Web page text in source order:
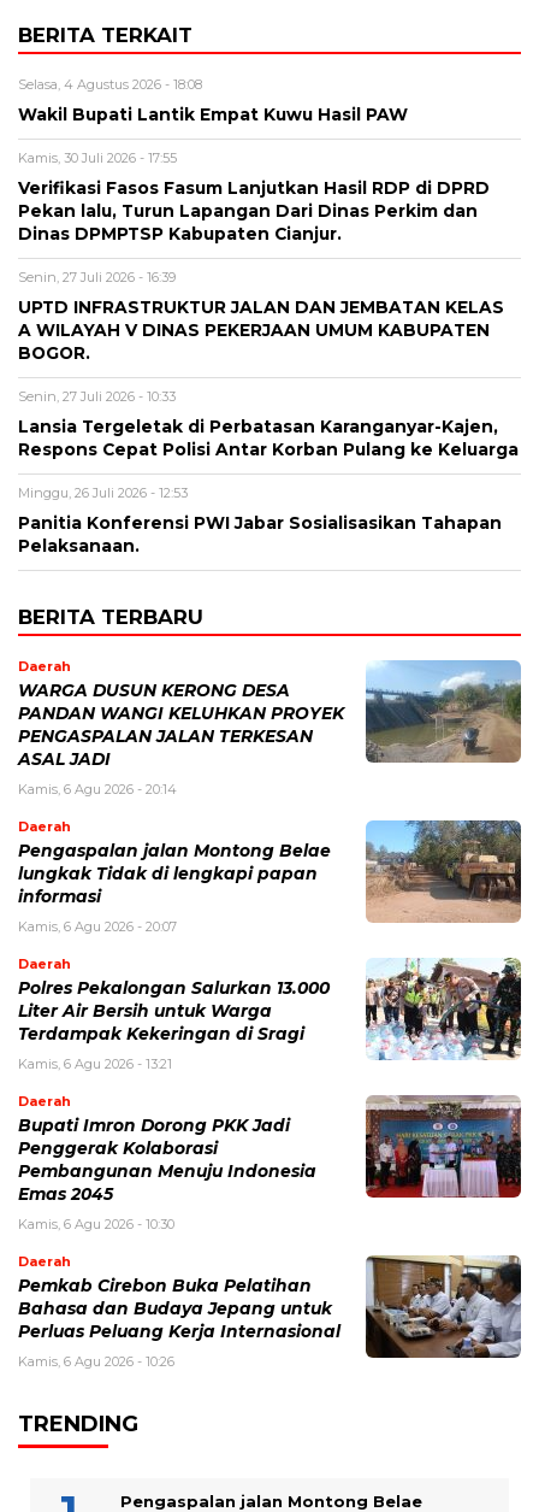
BERITA TERKAIT
Selasa, 4 Agustus 2026 - 18:08
Wakil Bupati Lantik Empat Kuwu Hasil PAW
Kamis, 30 Juli 2026 - 17:55
Verifikasi Fasos Fasum Lanjutkan Hasil RDP di DPRD
Pekan lalu, Turun Lapangan Dari Dinas Perkim dan
Dinas DPMPTSP Kabupaten Cianjur.
Senin, 27 Juli 2026 - 16:39
UPTD INFRASTRUKTUR JALAN DAN JEMBATAN KELAS
A WILAYAH V DINAS PEKERJAAN UMUM KABUPATEN
BOGOR.
Senin, 27 Juli 2026 - 10:33
Lansia Tergeletak di Perbatasan Karanganyar-Kajen,
Respons Cepat Polisi Antar Korban Pulang ke Keluarga
Minggu, 26 Juli 2026 - 12:53
Panitia Konferensi PWI Jabar Sosialisasikan Tahapan
Pelaksanaan.
BERITA TERBARU
Daerah
WARGA DUSUN KERONG DESA
PANDAN WANGI KELUHKAN PROYEK
PENGASPALAN JALAN TERKESAN
ASAL JADI
Kamis, 6 Agu 2026 - 20:14
Daerah
Pengaspalan jalan Montong Belae
lungkak Tidak di lengkapi papan
informasi
Kamis, 6 Agu 2026 - 20:07
Daerah
Polres Pekalongan Salurkan 13.000
Liter Air Bersih untuk Warga
Terdampak Kekeringan di Sragi
Kamis, 6 Agu 2026 - 13:21
Daerah
Bupati Imron Dorong PKK Jadi
Penggerak Kolaborasi
Pembangunan Menuju Indonesia
Emas 2045
Kamis, 6 Agu 2026 - 10:30
Daerah
Pemkab Cirebon Buka Pelatihan
Bahasa dan Budaya Jepang untuk
Perluas Peluang Kerja Internasional
Kamis, 6 Agu 2026 - 10:26
TRENDING
Pengaspalan jalan Montong Belae